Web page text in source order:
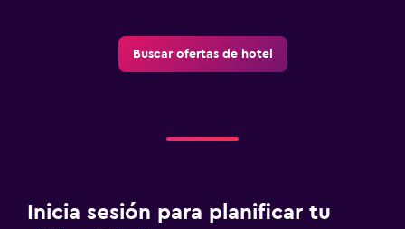
Buscar ofertas de hotel
Inicia sesión para planificar tu